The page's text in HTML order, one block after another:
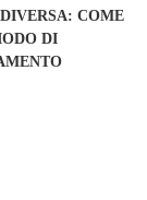
COME
DI